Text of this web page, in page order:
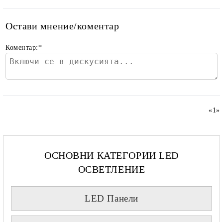
Остави мнение/коментар
Коментар:*
«1»
ОСНОВНИ КАТЕГОРИИ LED
ОСВЕТЛЕНИЕ
LED Панели